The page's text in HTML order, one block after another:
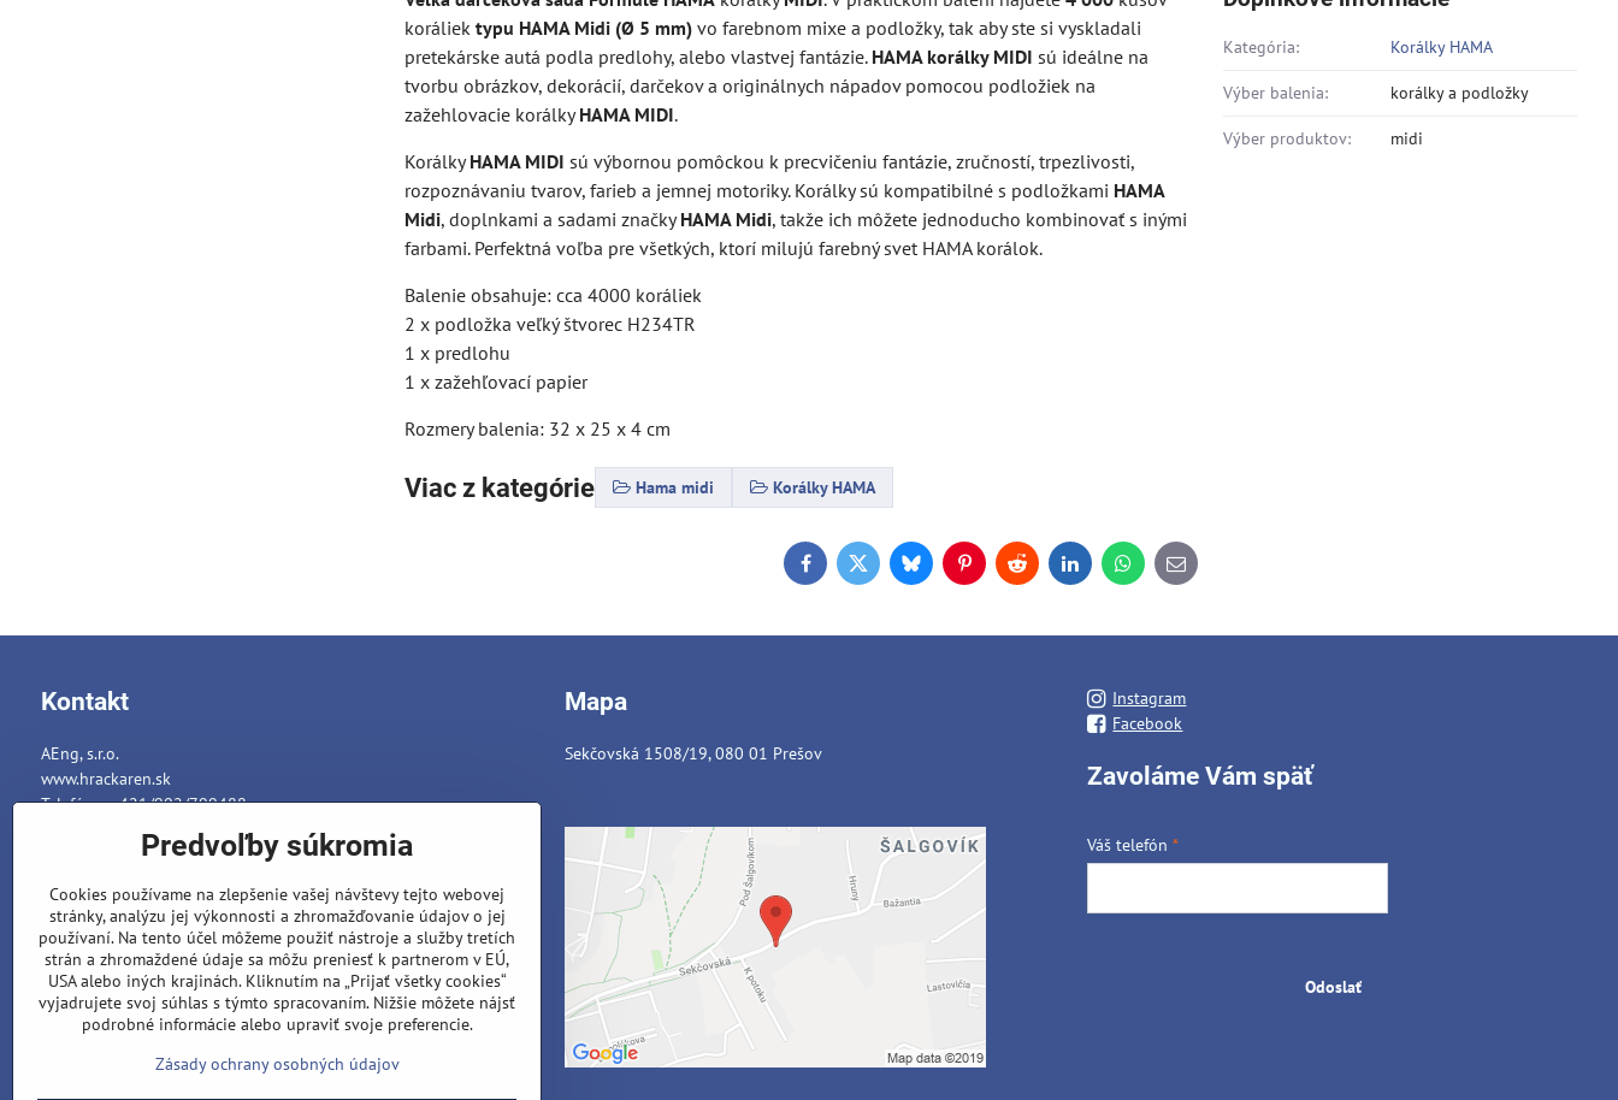
koráliektypu HAMA Midi (Ø 5 mm) vo farebnom mixe a podložky, tak aby ste si vyskladali
pretekárske autá podla predlohy, alebo vlastvej fantázie. HAMA korálky MIDI sú ideálne na
tvorbu obrázkov, dekorácií, darčekov a originálnych nápadov pomocou podložiek na
zažehlovacie korálkyHAMA MIDI.
KorálkyHAMA MIDI sú výbornou pomôckou k precvičeniu fantázie, zručností, trpezlivosti,
rozpoznávaniu tvarov, farieb a jemnej motoriky. Korálky sú kompatibilné s podložkami HAMA
Midi, doplnkami a sadami značkyHAMA Midi, takže ich môžete jednoducho kombinovať s inými
farbami. Perfektná voľba pre všetkých, ktorí milujú farebný svet HAMA korálok.
Balenie obsahuje: cca 4000 koráliek
2 x podložka veľký štvorec H234TR
1 x predlohu
1 x zažehľovací papier
Rozmery balenia: 32 x 25 x 4 cm
Viac z kategórie Hama midi Korálky HAMA
Kategória: Korálky HAMA
Výber balenia: korálky a podložky
Výber produktov: midi
FacebookTwitterBlueskyPinterestRedditLinkedInWhatsApp
E-
mail
Kontakt
AEng, s.r.o.
www.hrackaren.sk
Telefón: ++421/902/799488
info@hrackaren.sk
Ochrana osobných údajov
Reklamačný poriadok
Formuláre
Mapa
Sekčovská 1508/19, 080 01 Prešov
Instagram
Facebook
Zavoláme Vám späť
Váš telefón*
Odoslať
Predvoľby súkromia
Cookies používame na zlepšenie vašej návštevy tejto webovej
stránky, analýzu jej výkonnosti a zhromažďovanie údajov o jej
používaní. Na tento účel môžeme použiť nástroje a služby tretích
strán a zhromaždené údaje sa môžu preniesť k partnerom v EÚ,
USA alebo iných krajinách. Kliknutím na „Prijať všetky cookies“
vyjadrujete svoj súhlas s týmto spracovaním. Nižšie môžete nájsť
podrobné informácie alebo upraviť svoje preferencie.
Zásady ochrany osobných údajov